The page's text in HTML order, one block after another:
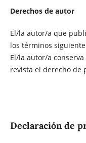
Derechos de autor
El/la autor/a que
los términos
El/la autor/a
revista el derecho de
Declaración de